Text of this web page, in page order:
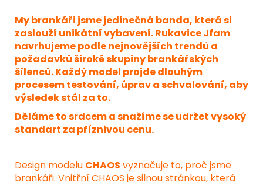
My brankáři jsme jedinečná banda, která si
zaslouží unikátní vybavení. Rukavice Jfam
navrhujeme podle nejnovějších trendů a
požadavků široké skupiny brankářských
šílenců. Každý model projde dlouhým
procesem testování, úprav a schvalování, aby
výsledek stál za to.
Děláme to srdcem a snažíme se udržet vysoký
standart za příznivou cenu.
Design modelu CHAOS vyznačuje to, proč jsme
brankáři. Vnitřní CHAOS je silnou stránkou, která